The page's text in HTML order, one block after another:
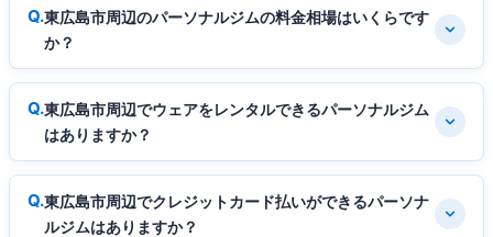
東広島市周辺のパーソナルジムの料金相場はいくらです
か？
東広島市周辺でウェアをレンタルできるパーソナルジム
はありますか？
東広島市周辺でクレジットカード払いができるパーソナ
ルジムはありますか？